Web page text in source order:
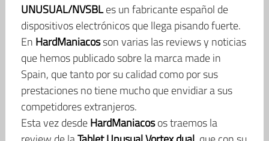
UNUSUAL/NVSBLes un fabricante español de
dispositivos electrónicos que llega pisando fuerte.
En HardManiacosson varias las reviews y noticias
que hemos publicado sobre la marca made in
Spain, que tanto por su calidad como por sus
prestaciones no tiene mucho que envidiar a sus
competidores extranjeros.
Esta vez desdeHardManiacosos traemos la